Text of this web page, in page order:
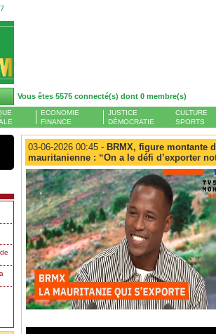
Vous êtes 5575 connecté(s) dont 0 membre(s)
ECONOMIE
FINANCE
JUSTICE
DÉMOCRATIE
CULTURE
SPORTS
03-06-2026 00:45 - BRMX, figure montante
mauritanienne : “On a le défi d’exporter